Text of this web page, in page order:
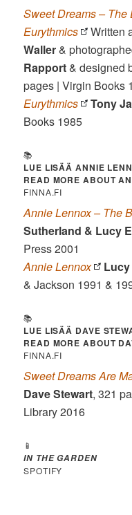
Sweet Dreams –
Eurythmics
Written
Waller&
Rapport& designed
pages | Virgin Books
Eurythmics
Tony
Books 1985
📚
LUE LISÄÄ ANNIE
READ MORE ABOUT
FINNA.FI
Annie Lennox – The
Sutherland & Lucy
Press 2001
Annie Lennox
Lucy
& Jackson 1991 &
📚
LUE LISÄÄ DAVE
READ MORE ABOUT
FINNA.FI
Sweet Dreams Are
Dave Stewart, 321
Library 2016
📱
IN THE GARDEN
SPOTIFY